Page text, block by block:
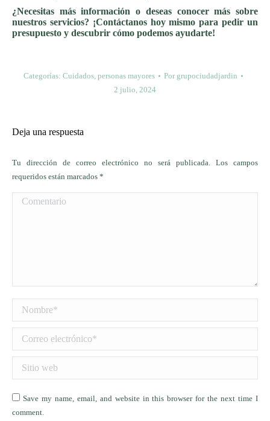
¿Necesitas más información o deseas conocer más sobre
nuestros servicios? ¡Contáctanos hoy mismo para pedir un
presupuesto y descubrir cómo podemos ayudarte!
Categorías: Cuidados, personas mayores Por grupociudadjardin
2 julio, 2024
Deja una respuesta
Tu dirección de correo electrónico no será publicada. Los campos
requeridos están marcados *
Comentario
Correo electrónico *
Save my name, email, and website in this browser for the next time I
comment.